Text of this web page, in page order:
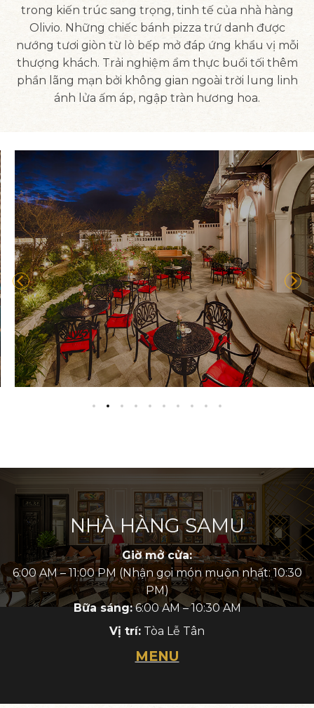
trong kiến trúc sang trọng, tinh tế của nhà hàng
Olivio. Những chiếc bánh pizza trứ danh được
nướng tươi giòn từ lò bếp mở đáp ứng khẩu vị mỗi
thượng khách. Trải nghiệm ẩm thực buổi tối thêm
phần lãng mạn bởi không gian ngoài trời lung linh
ánh lửa ấm áp, ngập tràn hương hoa.
NHÀ HÀNG SAMU
Giờ mở cửa:
6:00 AM – 11:00 PM (Nhận gọi món muộn nhất: 10:30
PM)
Bữa sáng:6:00 AM – 10:30 AM
Vị trí: Tòa Lễ Tân
MENU